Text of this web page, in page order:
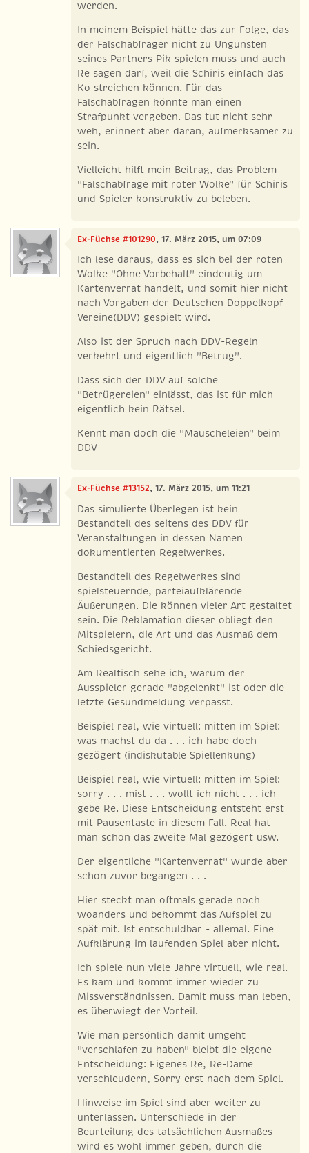
werden.
In meinem Beispiel hätte das zur Folge, das
der Falschabfrager nicht zu Ungunsten
seines Partners Pik spielen muss und auch
Re sagen darf, weil die Schiris einfach das
Ko streichen können. Für das
Falschabfragen könnte man einen
Strafpunkt vergeben. Das tut nicht sehr
weh, erinnert aber daran, aufmerksamer zu
sein.
Vielleicht hilft mein Beitrag, das Problem
"Falschabfrage mit roter Wolke" für Schiris
und Spieler konstruktiv zu beleben.
Ex-Füchse #101290, 17. März 2015, um 07:09
Ich lese daraus, dass es sich bei der roten
Wolke "Ohne Vorbehalt" eindeutig um
Kartenverrat handelt, und somit hier nicht
nach Vorgaben der Deutschen Doppelkopf
Vereine(DDV) gespielt wird.
Also ist der Spruch nach DDV-Regeln
verkehrt und eigentlich "Betrug".
Dass sich der DDV auf solche
"Betrügereien" einlässt, das ist für mich
eigentlich kein Rätsel.
Kennt man doch die "Mauscheleien" beim
DDV
Ex-Füchse #13152, 17. März 2015, um 11:21
Das simulierte Überlegen ist kein
Bestandteil des seitens des DDV für
Veranstaltungen in dessen Namen
dokumentierten Regelwerkes.
Bestandteil des Regelwerkes sind
spielsteuernde, parteiaufklärende
Äußerungen. Die können vieler Art gestaltet
sein. Die Reklamation dieser obliegt den
Mitspielern, die Art und das Ausmaß dem
Schiedsgericht.
Am Realtisch sehe ich, warum der
Ausspieler gerade "abgelenkt" ist oder die
letzte Gesundmeldung verpasst.
Beispiel real, wie virtuell: mitten im Spiel:
was machst du da . . . ich habe doch
gezögert (indiskutable Spiellenkung)
Beispiel real, wie virtuell: mitten im Spiel:
sorry . . . mist . . . wollt ich nicht . . . ich
gebe Re. Diese Entscheidung entsteht erst
mit Pausentaste in diesem Fall. Real hat
man schon das zweite Mal gezögert usw.
Der eigentliche "Kartenverrat" wurde aber
schon zuvor begangen . . .
Hier steckt man oftmals gerade noch
woanders und bekommt das Aufspiel zu
spät mit. Ist entschuldbar - allemal. Eine
Aufklärung im laufenden Spiel aber nicht.
Ich spiele nun viele Jahre virtuell, wie real.
Es kam und kommt immer wieder zu
Missverständnissen. Damit muss man leben,
es überwiegt der Vorteil.
Wie man persönlich damit umgeht
"verschlafen zu haben" bleibt die eigene
Entscheidung: Eigenes Re, Re-Dame
verschleudern, Sorry erst nach dem Spiel.
Hinweise im Spiel sind aber weiter zu
unterlassen. Unterschiede in der
Beurteilung des tatsächlichen Ausmaßes
wird es wohl immer geben, durch die